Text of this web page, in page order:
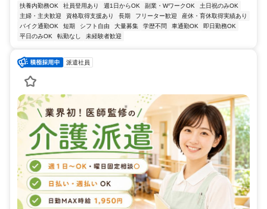
扶養内勤務OK 社員登用あり 週1日からOK 副業・WワークOK
土日祝のみOK
主婦・主夫歓迎
資格取得支援あり 長期 フリーター歓迎
産休・育休取得実績あり
バイク通勤OK
短期 シフト自由 大量募集 学歴不問 車通勤OK
即日勤務OK
平日のみOK
転勤なし 未経験者歓迎
派遣社員